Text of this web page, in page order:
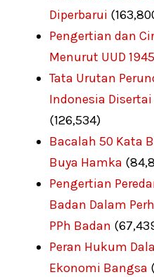
Diperbarui
Pengertian dan
Menurut UUD 1945
Tata Urutan
Indonesia
(126,534)
Bacalah 50 Kata
Buya Hamka
Pengertian
Badan Dalam
PPh Badan
Peran Hukum
Ekonomi Bangsa